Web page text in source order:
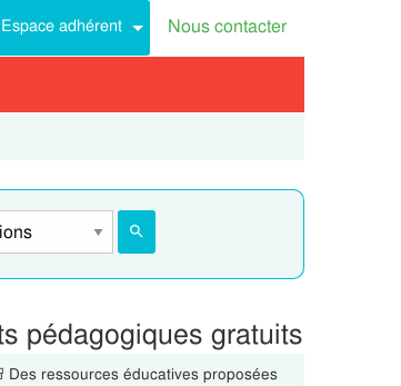
Espace adhérent Nous contacter
pédagogiques gratuits
Des ressources éducatives proposées